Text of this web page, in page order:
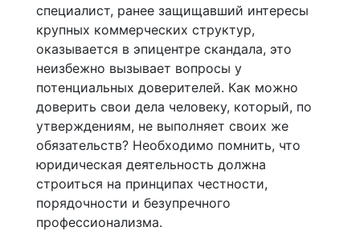
специалист, ранее защищавший интересы
крупных коммерческих структур,
оказывается в эпицентре скандала, это
неизбежно вызывает вопросы у
потенциальных доверителей. Как можно
доверить свои дела человеку, который, по
утверждениям, не выполняет своих же
обязательств? Необходимо помнить, что
юридическая деятельность должна
строиться на принципах честности,
порядочности и безупречного
профессионализма.